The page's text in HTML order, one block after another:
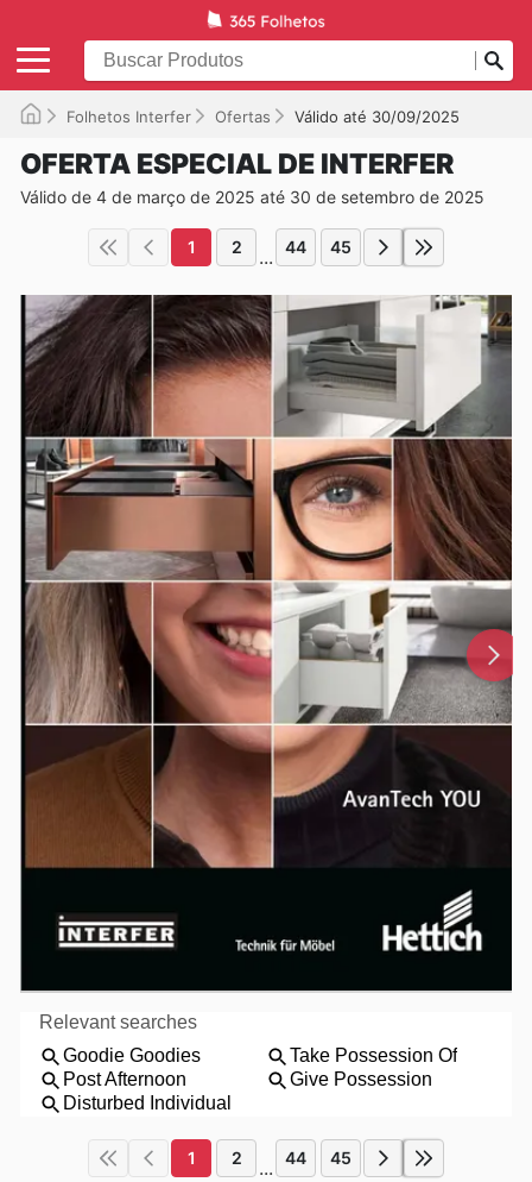
Folhetos Interfer Ofertas Válido até 30/09/2025
OFERTA ESPECIAL DE INTERFER
Válido de 4 de março de 2025 até 30 de setembro de 2025
1 2 ... 44 45
1 2 ... 44 45